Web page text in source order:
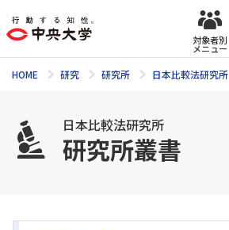
対象者別
メニュー
HOME 研究 研究所 日本比較法研究所
日本比較法研究所
研究所叢書